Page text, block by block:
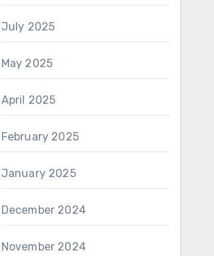
July 2025
May 2025
April 2025
February 2025
January 2025
December 2024
November 2024